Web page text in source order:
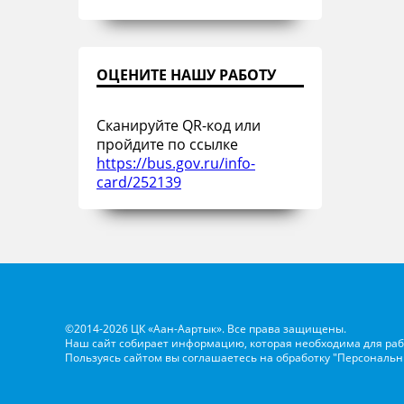
ОЦЕНИТЕ НАШУ РАБОТУ
Сканируйте QR-код или
пройдите по ссылке
https://bus.gov.ru/info-
card/252139
©2014-2026 ЦК «Аан-Аартык». Все права защищены.
Наш сайт собирает информацию, которая необходима для
Пользуясь сайтом вы соглашаетесь на обработку